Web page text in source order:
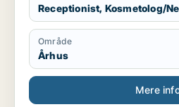
Receptionist, Kosmetolog/
Område
Århus
Mere